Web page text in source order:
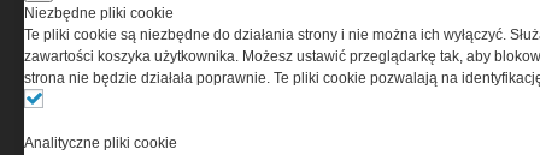
Warunki Techniczne 2021 dla
przegród i złączy budowlanych
Niezbędne pliki cookie
Te pliki cookie są niezbędne do działania strony i nie można ich wyłączyć.
zawartości koszyka użytkownika. Możesz ustawić przeglądarkę tak, aby
strona nie będzie działała poprawnie. Te pliki cookie pozwalają na
Analityczne pliki cookie